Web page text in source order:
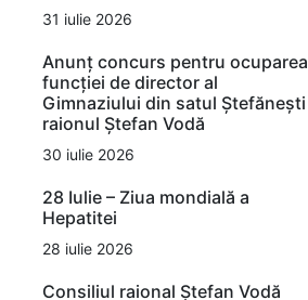
31 iulie 2026
Anunț concurs pentru ocuparea
funcției de director al
Gimnaziului din satul Ștefănești
raionul Ștefan Vodă
30 iulie 2026
28 Iulie – Ziua mondială a
Hepatitei
28 iulie 2026
Consiliul raional Ștefan Vodă